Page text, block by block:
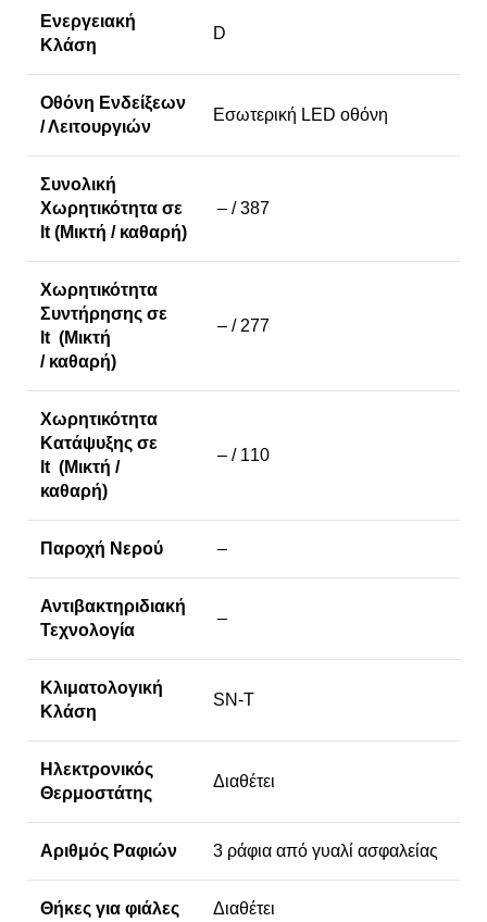
Ενεργειακή
Κλάση
D
Οθόνη Ενδείξεων
/ Λειτουργιών
Εσωτερική LED οθόνη
Συνολική
Χωρητικότητα σε
lt (Μικτή / καθαρή)
– / 387
Χωρητικότητα
Συντήρησης σε
lt (Μικτή
/ καθαρή)
– / 277
Χωρητικότητα
Κατάψυξης σε
lt (Μικτή /
καθαρή)
– / 110
Παροχή Νερού –
Αντιβακτηριδιακή
Τεχνολογία
–
Κλιματολογική
Κλάση
SN-T
Ηλεκτρονικός
Θερμοστάτης
Διαθέτει
Αριθμός Ραφιών 3 ράφια από γυαλί ασφαλείας
Θήκες για φιάλες Διαθέτει